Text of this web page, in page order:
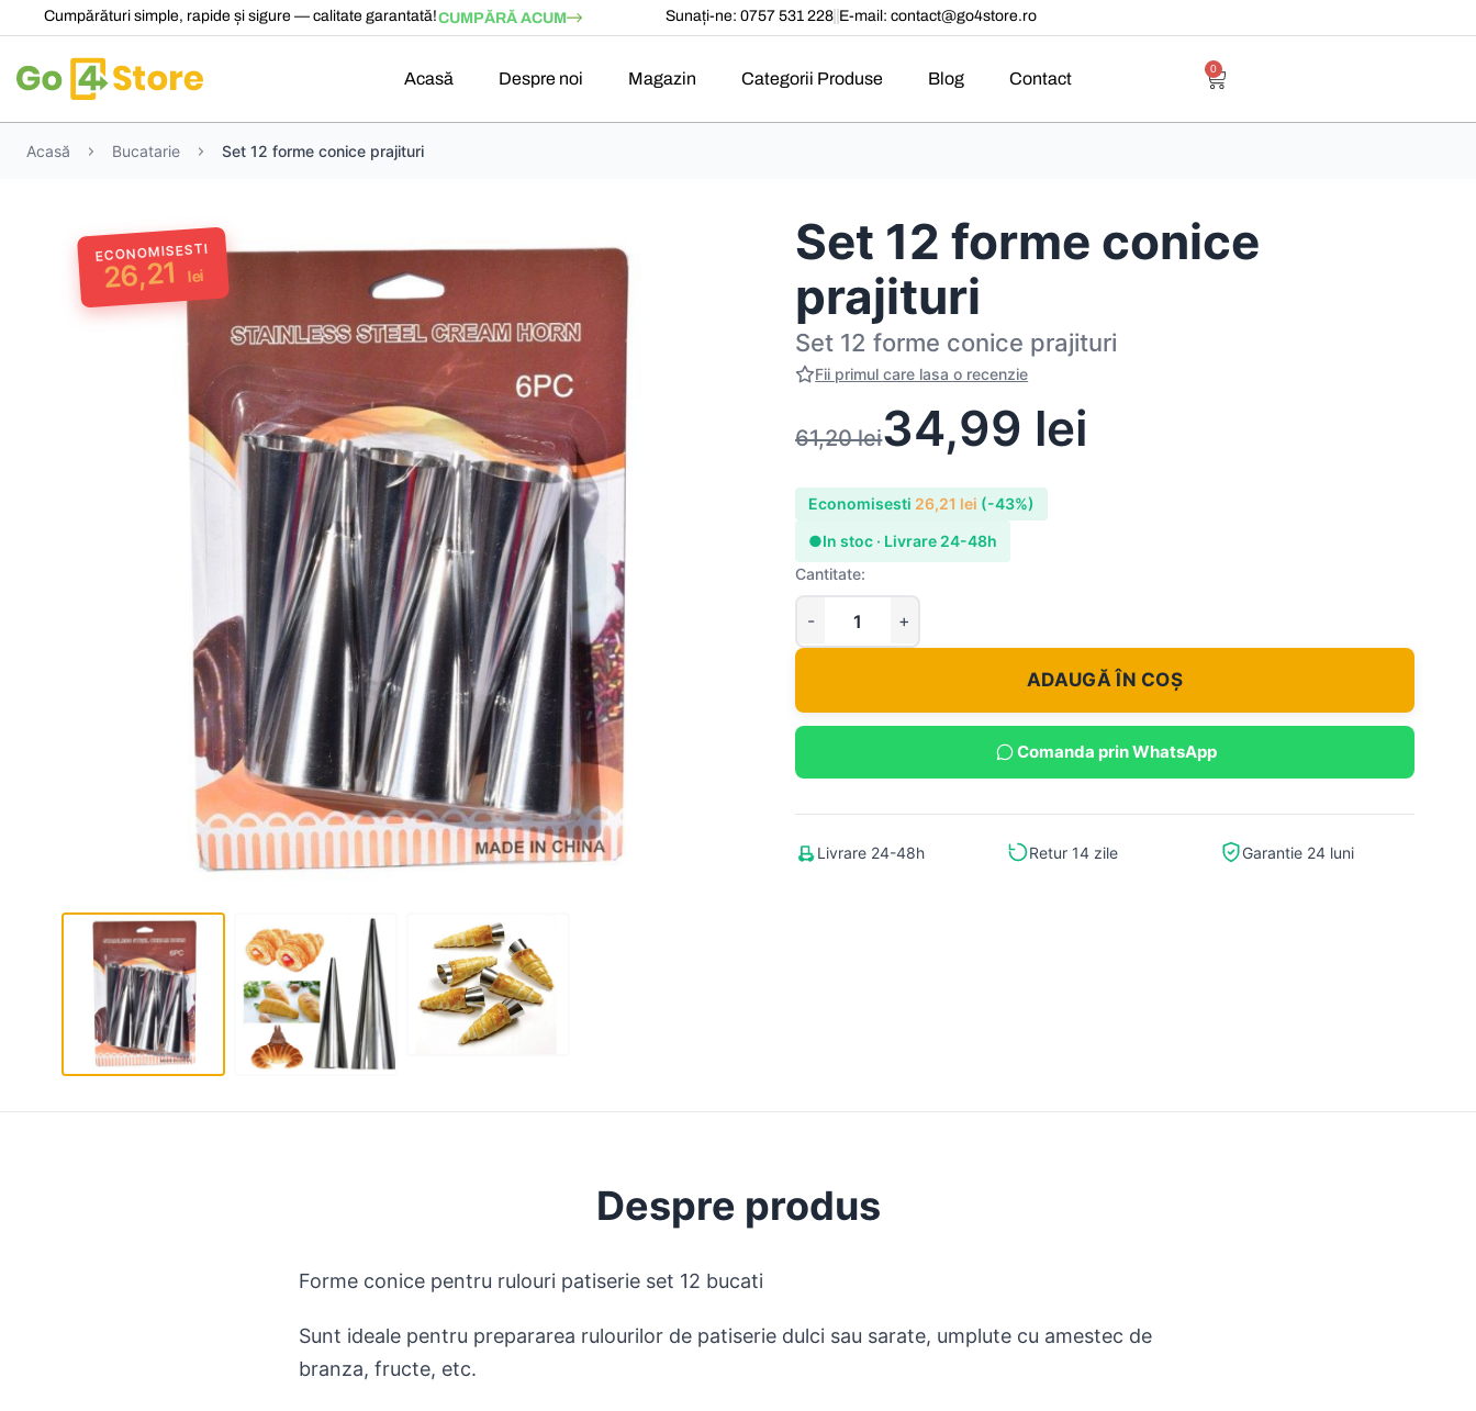
Cumpărături simple, rapide și sigure — calitate garantată!CUMPĂRĂ ACUM Sunați-ne: 0757 531 228 E-mail:contact@go4store.ro
Acasă Despre noi Magazin Categorii Produse Blog Contact 0
Acasă Bucatarie Set 12 forme conice prajituri
ECONOMISESTI
26,21 lei
Set 12 forme conice
prajituri
Set 12 forme conice prajituri
Fii primul care lasa o recenzie
61,20lei34,99 lei
Economisesti 26,21 lei (-43%)
●In stoc · Livrare 24-48h
Cantitate:
ADAUGĂ ÎN COȘ
Comanda prin WhatsApp
Livrare 24-48h Retur 14 zile Garantie 24 luni
Despre produs
Forme conice pentru rulouri patiserie set 12 bucati
Sunt ideale pentru prepararea rulourilor de patiserie dulci sau sarate, umplute cu amestec de
branza, fructe, etc.